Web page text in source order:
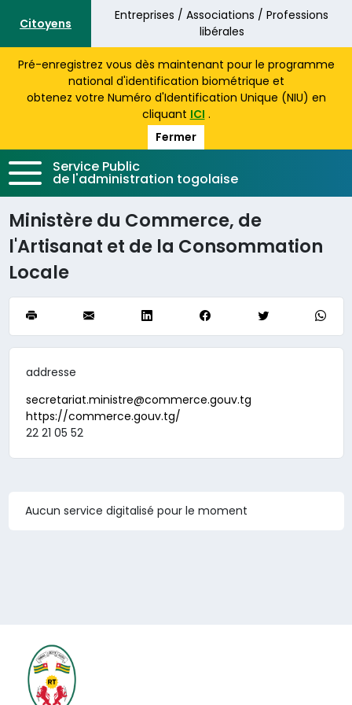
Aller au contenu principal
Citoyens
Entreprises / Associations / Professions
libérales
Pré-enregistrez vous dès maintenant pour le programme
national d'identification biométrique et
obtenez votre Numéro d'Identification Unique (NIU) en
cliquant ICI .
Fermer
Service Public
de l'administration togolaise
Ministère du Commerce, de
l'Artisanat et de la Consommation
Locale
addresse
secretariat.ministre@commerce.gouv.tg
https://commerce.gouv.tg/
22 21 05 52
Aucun service digitalisé pour le moment